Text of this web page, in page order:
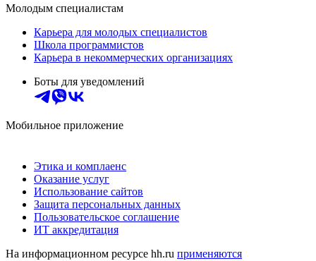
Молодым специалистам
Карьера для молодых специалистов
Школа программистов
Карьера в некоммерческих организациях
Боты для уведомлений
Мобильное приложение
Этика и комплаенс
Оказание услуг
Использование сайтов
Защита персональных данных
Пользовательское соглашение
ИТ аккредитация
На информационном ресурсе hh.ru применяются